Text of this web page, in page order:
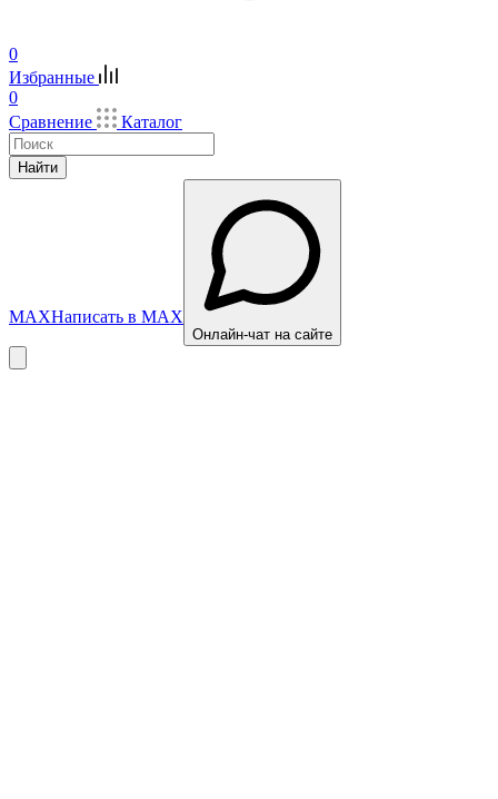
0
Избранные
0
Сравнение
Каталог
Найти
MAXНаписать в MAX
Онлайн-чат на сайте